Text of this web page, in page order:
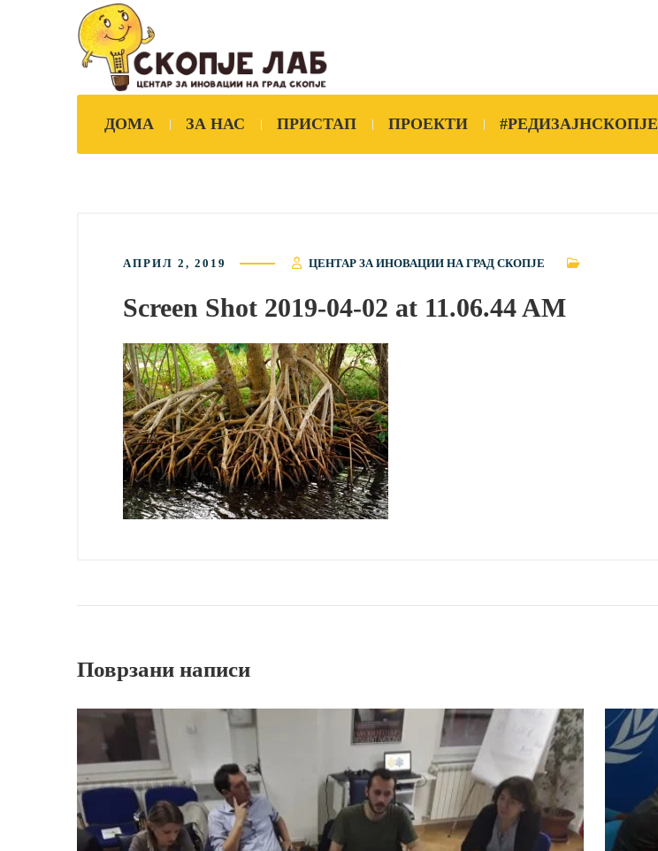
ДОМА ЗА НАС ПРИСТАП ПРОЕКТИ #РЕДИЗАЈНСКОПЈЕ
АПРИЛ 2, 2019 ЦЕНТАР ЗА ИНОВАЦИИ НА ГРАД СКОПЈЕ
Screen Shot 2019-04-02 at 11.06.44 AM
Поврзани написи